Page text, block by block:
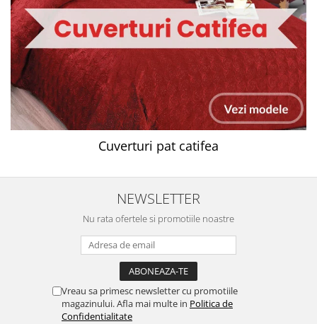
Cuverturi pat catifea
NEWSLETTER
Nu rata ofertele si promotiile noastre
Vreau sa primesc newsletter cu promotiile
magazinului. Afla mai multe in Politica de
Confidentialitate